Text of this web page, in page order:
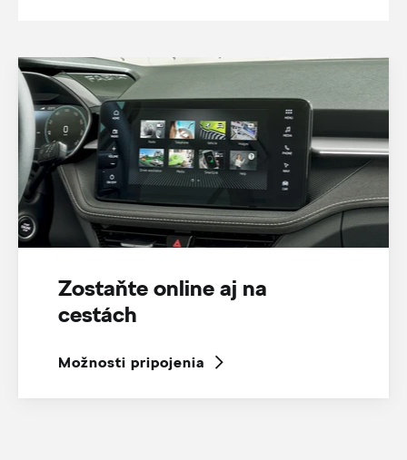
Zostaňte online aj na
cestách
Možnosti pripojenia